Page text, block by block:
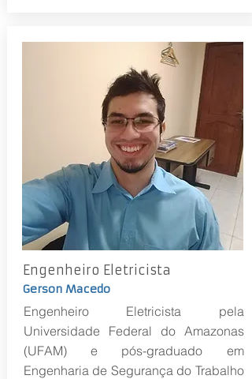
Engenheiro Eletricista
Gerson Macedo
Engenheiro Eletricista pela
Universidade Federal do Amazonas
(UFAM) e pós-graduado em
Engenharia de Segurança do Trabalho